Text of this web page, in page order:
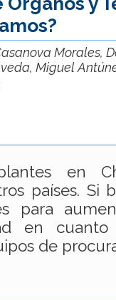
Morales,
Miguel
en
países. Si
para
en
de